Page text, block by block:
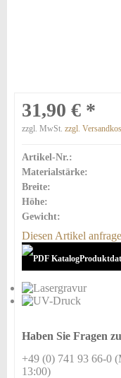
31,90 € *
zzgl. MwSt. zzgl.
Artikel-Nr.:
Materialstärke:
Breite:
Höhe:
Gewicht:
Diesen Artikel
Haben Sie Fragen
+49 (0) 741 93 66-0
13:00)